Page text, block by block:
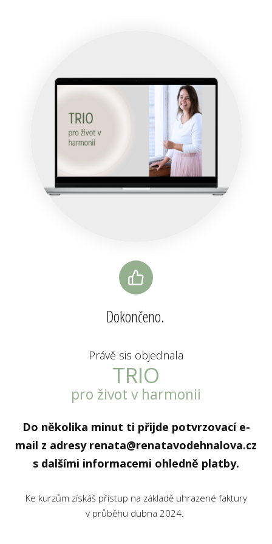
Dokončeno.
Právě sis objednala
TRIO
pro život v harmonii
Do několika minut ti přijde potvrzovací e-
mail z adresy renata@renatavodehnalova.cz
s dalšími informacemi ohledně platby.
Ke kurzům získáš přístup na základě uhrazené faktury
v průběhu dubna 2024.